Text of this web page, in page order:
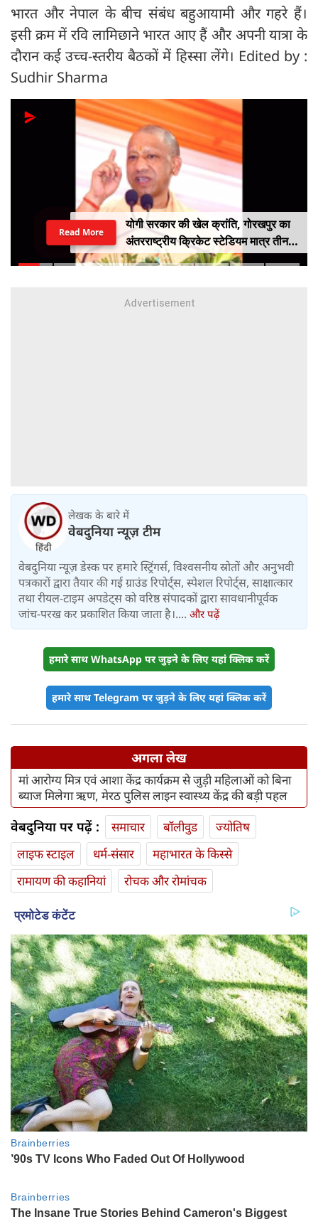
भारत और नेपाल के बीच संबंध बहुआयामी और गहरे हैं।
इसी क्रम में रवि लामिछाने भारत आए हैं और अपनी यात्रा के
दौरान कई उच्च-स्तरीय बैठकों में हिस्सा लेंगे। Edited by :
Sudhir Sharma
योगी सरकार की खेल क्रांति, गोरखपुर का
अंतरराष्ट्रीय क्रिकेट स्टेडियम मात्र तीन
महीने में लगभग 20% तैयार
Read More
लेखक के बारे में
वेबदुनिया न्यूज़ टीम
वेबदुनिया न्यूज़ डेस्क पर हमारे स्ट्रिंगर्स, विश्वसनीय स्रोतों और अनुभवी
पत्रकारों द्वारा तैयार की गई ग्राउंड रिपोर्ट्स, स्पेशल रिपोर्ट्स, साक्षात्कार
तथा रीयल-टाइम अपडेट्स को वरिष्ठ संपादकों द्वारा सावधानीपूर्वक
जांच-परख कर प्रकाशित किया जाता है।.... और पढ़ें
हमारे साथ WhatsApp पर जुड़ने के लिए यहां क्लिक करें
हमारे साथ Telegram पर जुड़ने के लिए यहां क्लिक करें
अगला लेख
मां आरोग्य मित्र एवं आशा केंद्र कार्यक्रम से जुड़ी महिलाओं को बिना
ब्याज मिलेगा ऋण, मेरठ पुलिस लाइन स्वास्थ्य केंद्र की बड़ी पहल
वेबदुनिया पर पढ़ें : समाचार बॉलीवुड
ज्योतिष
लाइफ स्‍टाइल
धर्म-संसार
महाभारत के किस्से
रामायण की कहानियां
रोचक और रोमांचक